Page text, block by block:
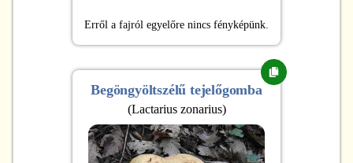
Erről a fajról egyelőre nincs fényképünk.
Begöngyöltszélű tejelőgomba
(Lactarius zonarius)